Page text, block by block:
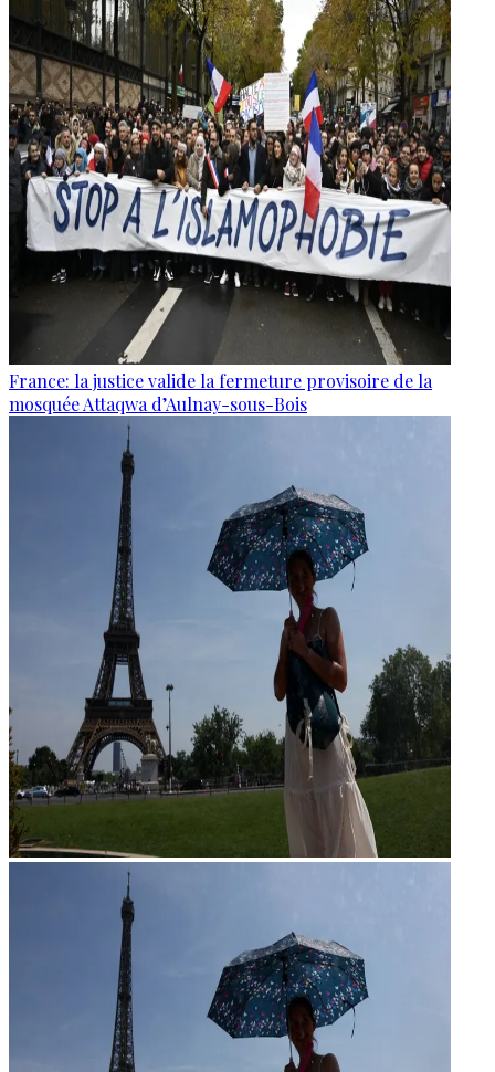
France: la justice valide la fermeture provisoire de la
mosquée Attaqwa d’Aulnay-sous-Bois